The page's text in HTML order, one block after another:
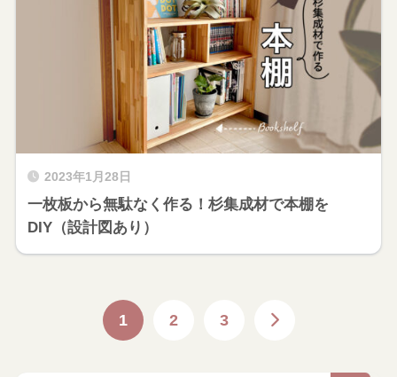
2023年1月28日
一枚板から無駄なく作る！杉集成材で本棚を
DIY（設計図あり）
1 2 3